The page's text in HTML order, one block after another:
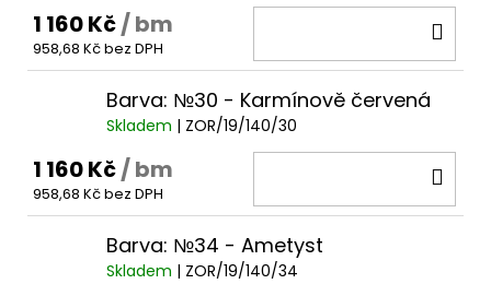
1 160 Kč/ bm
958,68 Kč bez DPH
Barva: №30 - Karmínově červená
Skladem | ZOR/19/140/30
1 160 Kč/ bm
958,68 Kč bez DPH
Barva: №34 - Ametyst
Skladem | ZOR/19/140/34